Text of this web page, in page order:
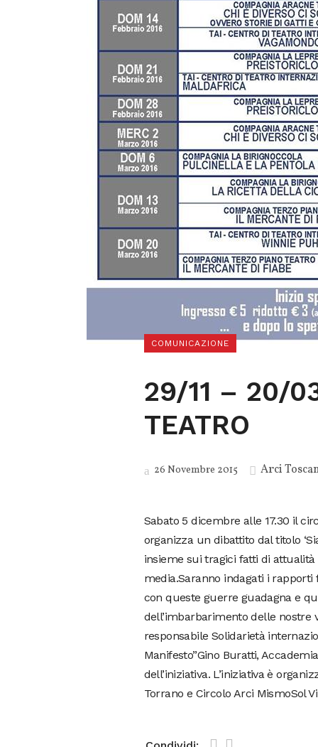
COMUNICAZIONE
29/11 – 20/
TEATRO
26 Novembre 2015 Arci
Sabato 5 dicembre alle 17.30 il
organizza un dibattito dal titolo
insieme sui tragici fatti di
media.Saranno indagati i rapporti
con queste guerre guadagna e
dell’imbarbarimento delle nostre
responsabile Solidarietà
Manifesto”Gino Buratti,
dell’iniziativa. L’iniziativa è
Torrano e Circolo Arci MismoSol